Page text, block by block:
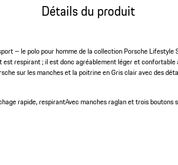
Détails du produit
– le polo pour homme de la collection Porsche Lifestyle
est respirant ; il est donc agréablement léger et
sur les manches et la poitrine en Gris clair avec des
rapide, respirantAvec manches raglan et trois boutons